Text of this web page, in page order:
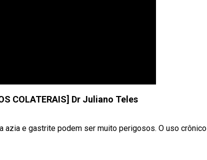
COLATERAIS] Dr Juliano Teles
e gastrite podem ser muito perigosos. O uso crônico